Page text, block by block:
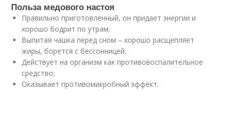
Польза медового настоя
Правильно приготовленный, он придает энергии и
хорошо бодрит по утрам;
Выпитая чашка перед сном – хорошо расщепляет
жиры, борется с бессонницей;
Действует на организм как противовоспалительное
средство;
Оказывает противомикробный эффект.